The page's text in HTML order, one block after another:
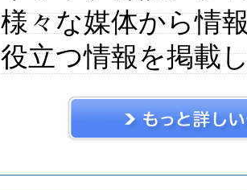
様々な媒体から情
役立つ情報を掲載